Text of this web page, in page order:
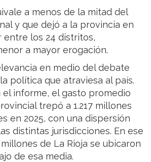
a menos de la mitad del
y que dejó a la provincia en
entre los 24 distritos,
a mayor erogación.
en medio del debate
política que atraviesa al país.
el informe, el gasto promedio
trepó a 1.217 millones
en 2025, con una dispersión
distintas jurisdicciones. En ese
de La Rioja se ubicaron
de esa media.